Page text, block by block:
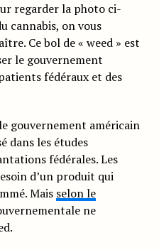
regarder la photo ci-
cannabis, on vous
Ce bol de « weed » est
le gouvernement
fédéraux et des
gouvernement américain
dans les études
fédérales. Les
d’un produit qui
Mais selon le
ne